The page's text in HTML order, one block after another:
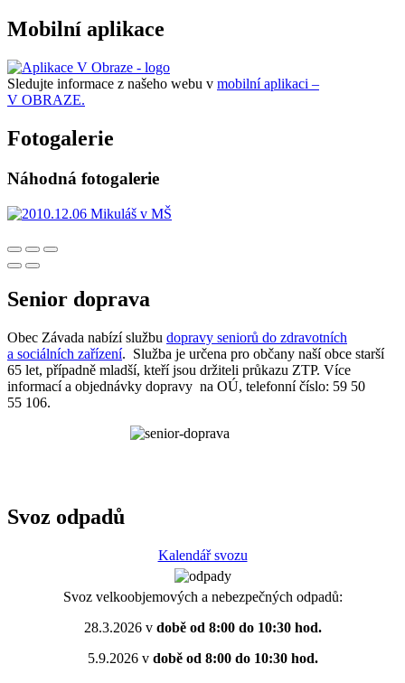
Mobilní aplikace
Sledujte informace z našeho webu v mobilní aplikaci –
V OBRAZE.
Fotogalerie
Náhodná fotogalerie
Senior doprava
Obec Závada nabízí službu dopravy seniorů do zdravotních
a sociálních zařízení. Služba je určena pro občany naší obce starší
65 let, případně mladší, kteří jsou držiteli průkazu ZTP. Více
informací a objednávky dopravy na OÚ, telefonní číslo: 59 50
55 106.
Svoz odpadů
Kalendář svozu
Svoz velkoobjemových a nebezpečných odpadů:
28.3.2026 vdobě od 8:00 do 10:30 hod.
5.9.2026 vdobě od 8:00 do 10:30 hod.